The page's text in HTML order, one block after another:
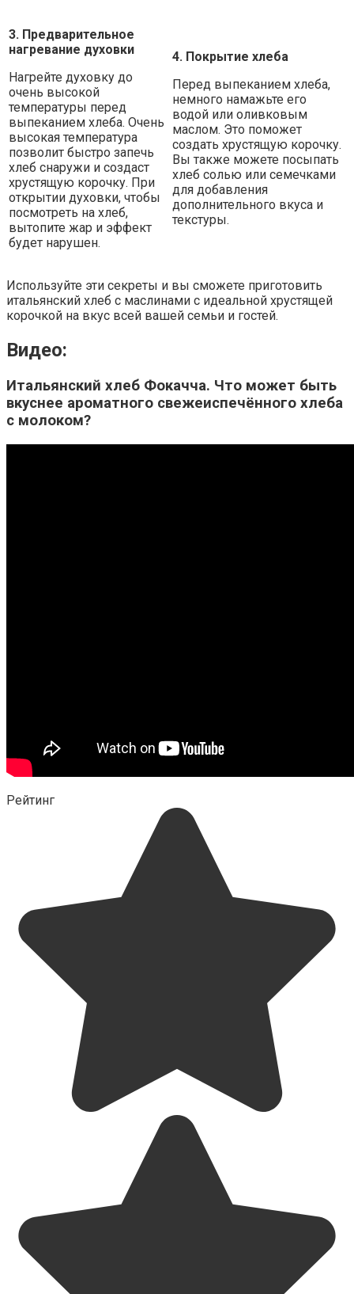
3. Предварительное
нагревание духовки
Нагрейте духовку до
очень высокой
температуры перед
выпеканием хлеба. Очень
высокая температура
позволит быстро запечь
хлеб снаружи и создаст
хрустящую корочку. При
открытии духовки, чтобы
посмотреть на хлеб,
вытопите жар и эффект
будет нарушен.
4. Покрытие хлеба
Перед выпеканием хлеба,
немного намажьте его
водой или оливковым
маслом. Это поможет
создать хрустящую корочку.
Вы также можете посыпать
хлеб солью или семечками
для добавления
дополнительного вкуса и
текстуры.
Используйте эти секреты и вы сможете приготовить
итальянский хлеб с маслинами с идеальной хрустящей
корочкой на вкус всей вашей семьи и гостей.
Видео:
Итальянский хлеб Фокачча. Что может быть
вкуснее ароматного свежеиспечённого хлеба
с молоком?
Рейтинг